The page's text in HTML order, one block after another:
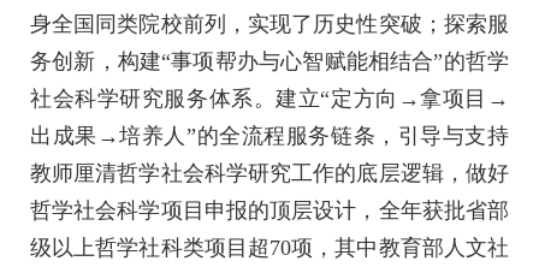
身全国同类院校前列，实现了历史性突破；探索服
务创新，构建“事项帮办与心智赋能相结合”的哲学
社会科学研究服务体系。建立“定方向→拿项目→
出成果→培养人”的全流程服务链条，引导与支持
教师厘清哲学社会科学研究工作的底层逻辑，做好
哲学社会科学项目申报的顶层设计，全年获批省部
级以上哲学社科类项目超70项，其中教育部人文社